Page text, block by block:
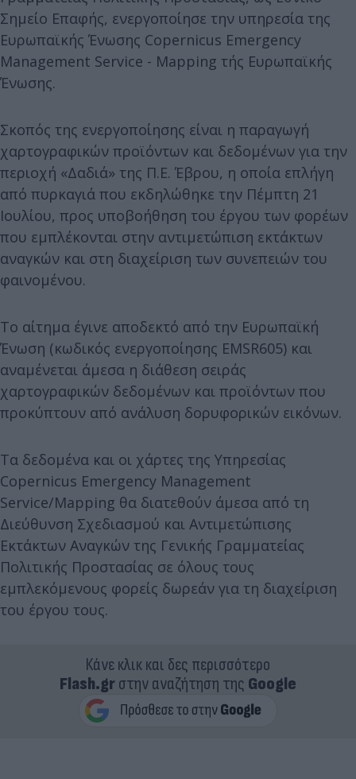
Σημείο Επαφής, ενεργοποίησε την υπηρεσία της
Ευρωπαϊκής Ένωσης Copernicus Emergency
Management Service - Mapping τής Ευρωπαϊκής
Ένωσης.
Σκοπός της ενεργοποίησης είναι η παραγωγή
χαρτογραφικών προϊόντων και δεδομένων για την
περιοχή «Δαδιά» της Π.Ε. Έβρου, η οποία επλήγη
από πυρκαγιά που εκδηλώθηκε την Πέμπτη 21
Ιουλίου, προς υποβοήθηση του έργου των φορέων
που εμπλέκονται στην αντιμετώπιση εκτάκτων
αναγκών και στη διαχείριση των συνεπειών του
φαινομένου.
Το αίτημα έγινε αποδεκτό από την Ευρωπαϊκή
Ένωση (κωδικός ενεργοποίησης EMSR605) και
αναμένεται άμεσα η διάθεση σειράς
χαρτογραφικών δεδομένων και προϊόντων που
προκύπτουν από ανάλυση δορυφορικών εικόνων.
Τα δεδομένα και οι χάρτες της Υπηρεσίας
Copernicus Emergency Management
Service/Mapping θα διατεθούν άμεσα από τη
Διεύθυνση Σχεδιασμού και Αντιμετώπισης
Εκτάκτων Αναγκών της Γενικής Γραμματείας
Πολιτικής Προστασίας σε όλους τους
εμπλεκόμενους φορείς δωρεάν για τη διαχείριση
του έργου τους.
Κάνε κλικ και δες περισσότερο
Flash.grστην αναζήτηση της Google